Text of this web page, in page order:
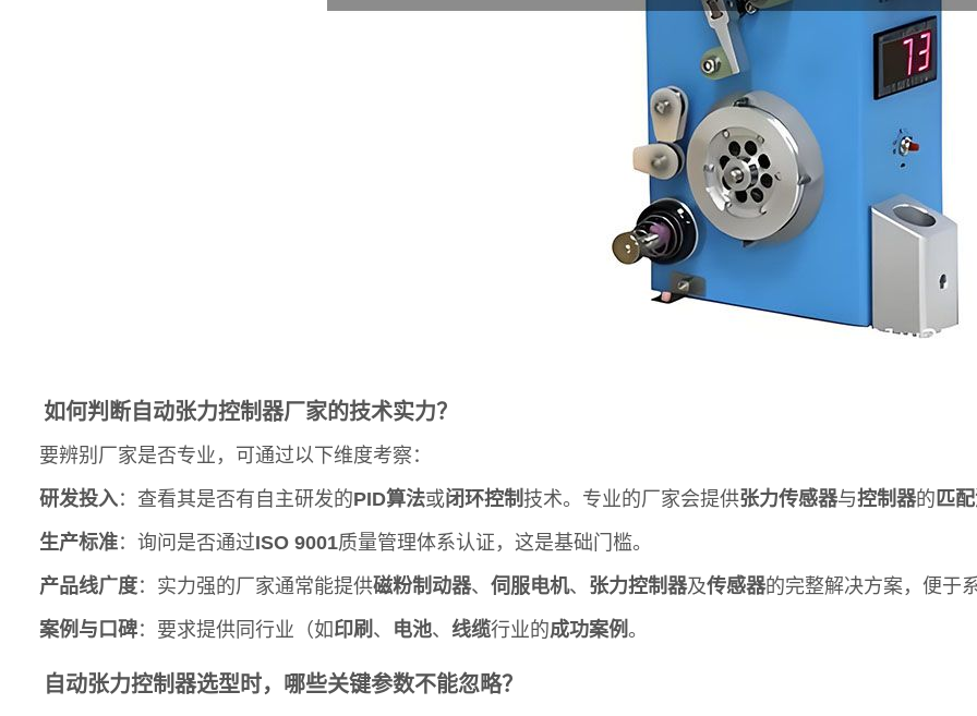
如何判断自动张力控制器厂家的技术实力？
要辨别厂家是否专业，可通过以下维度考察：
研发投入：查看其是否有自主研发的PID算法或闭环控制技术。专业的厂家会提供张力传感器与控制器的 匹
生产标准：询问是否通过ISO 9001质量管理体系认证，这是基础门槛。
产品线广度：实力强的厂家通常能提供磁粉制动器、 伺服电机、 张力控制器及传感器的完整解决方案，便于
案例与口碑：要求提供同行业（如印刷、 电池、 线缆行业的成功案例。
自动张力控制器选型时，哪些关键参数不能忽略？